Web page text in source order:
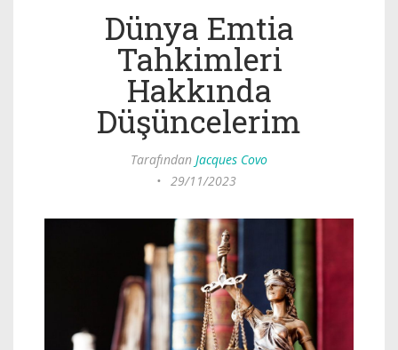
Dünya Emtia
Tahkimleri
Hakkında
Düşüncelerim
Tarafından Jacques Covo
• 29/11/2023